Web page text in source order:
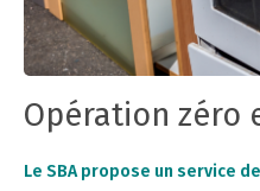
Opération zéro
Le SBA propose un service